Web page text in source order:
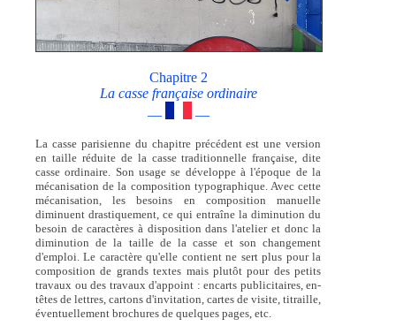
Chapitre 2
La casse française ordinaire
—
—
La casse parisienne du chapitre précédent est une version
en taille réduite de la casse traditionnelle française, dite
casse ordinaire. Son usage se développe à l'époque de la
mécanisation de la composition typographique. Avec cette
mécanisation, les besoins en composition manuelle
diminuent drastiquement, ce qui entraîne la diminution du
besoin de caractères à disposition dans l'atelier et donc la
diminution de la taille de la casse et son changement
d'emploi. Le caractère qu'elle contient ne sert plus pour la
composition de grands textes mais plutôt pour des petits
travaux ou des travaux d'appoint : encarts publicitaires, en-
têtes de lettres, cartons d'invitation, cartes de visite, titraille,
éventuellement brochures de quelques pages, etc.